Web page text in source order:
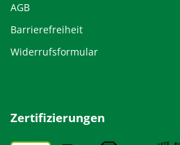
AGB
Barrierefreiheit
Widerrufsformular
Zertifizierungen